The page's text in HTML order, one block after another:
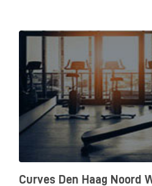
Curves Den Haag Noord